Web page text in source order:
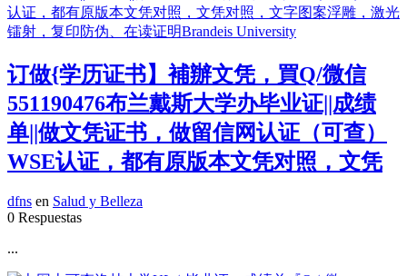
订做{学历证书】補辦文凭，買Q/微信
551190476布兰戴斯大学办毕业证||成绩
单||做文凭证书，做留信网认证（可查）
WSE认证，都有原版本文凭对照，文凭
dfns en Salud y Belleza
0 Respuestas
...